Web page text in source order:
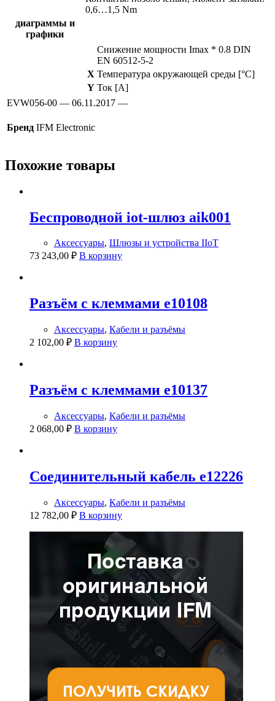
0,6…1,5 Nm
диаграммы и
графики
Снижение мощности Imax * 0.8 DIN
EN 60512-5-2
X Температура окружающей среды [°C]
Y Ток [A]
EVW056-00 — 06.11.2017 —
Бренд IFM Electronic
Похожие товары
Беспроводной iot-шлюз aik001
Аксессуары, Шлюзы и устройства IIoT
73 243,00 ₽ В корзину
Разъём с клеммами e10108
Аксессуары, Кабели и разъёмы
2 102,00 ₽ В корзину
Разъём с клеммами e10137
Аксессуары, Кабели и разъёмы
2 068,00 ₽ В корзину
Соединительный кабель e12226
Аксессуары, Кабели и разъёмы
12 782,00 ₽ В корзину